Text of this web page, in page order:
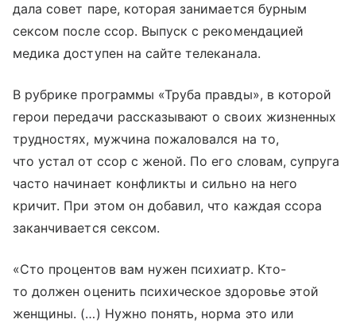
дала совет паре, которая занимается бурным
сексом после ссор. Выпуск с рекомендацией
медика доступен на сайте телеканала.
В рубрике программы «Труба правды», в которой
герои передачи рассказывают о своих жизненных
трудностях, мужчина пожаловался на то,
что устал от ссор с женой. По его словам, супруга
часто начинает конфликты и сильно на него
кричит. При этом он добавил, что каждая ссора
заканчивается сексом.
«Сто процентов вам нужен психиатр. Кто-
то должен оценить психическое здоровье этой
женщины. (…) Нужно понять, норма это или